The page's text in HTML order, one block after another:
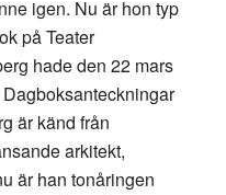
igen. Nu är hon typ
på Teater
hade den 22 mars
är känd från
arkitekt,
är han tonåringen